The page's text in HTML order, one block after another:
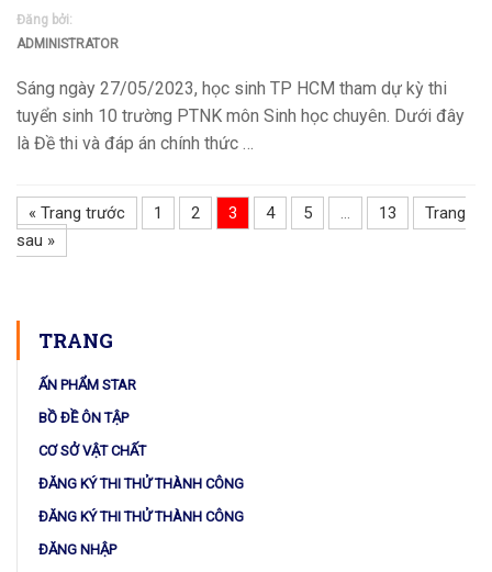
Đăng bởi:
ADMINISTRATOR
Sáng ngày 27/05/2023, học sinh TP HCM tham dự kỳ thi
tuyển sinh 10 trường PTNK môn Sinh học chuyên. Dưới đây
là Đề thi và đáp án chính thức …
« Trang trước 1 2 3 4 5 … 13
Trang
sau »
TRANG
ẤN PHẨM STAR
BỒ ĐỀ ÔN TẬP
CƠ SỞ VẬT CHẤT
ĐĂNG KÝ THI THỬ THÀNH CÔNG
ĐĂNG KÝ THI THỬ THÀNH CÔNG
ĐĂNG NHẬP